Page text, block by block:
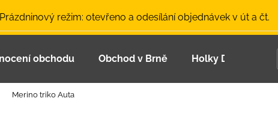
režim: otevřeno a odesílání objednávek v út a čt.
obchodu Obchod v Brně Holky Dupeťačky
Merino triko Auta
Co potřebujete najít?